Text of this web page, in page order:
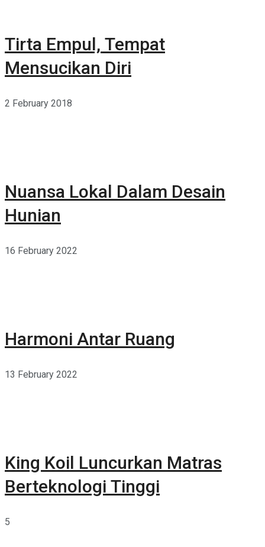
Tirta Empul, Tempat
Mensucikan Diri
2 February 2018
Nuansa Lokal Dalam Desain
Hunian
16 February 2022
Harmoni Antar Ruang
13 February 2022
King Koil Luncurkan Matras
Berteknologi Tinggi
5